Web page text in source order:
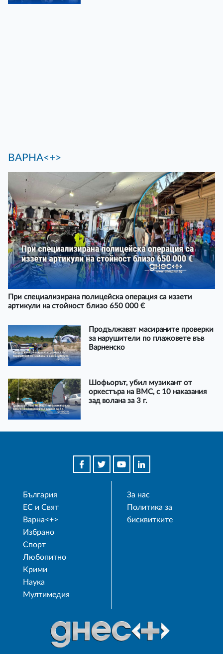
ВАРНА<+>
При специализирана полицейска операция са иззети
артикули на стойност близо 650 000 €
Продължават масираните проверки
за нарушители по плажовете във
Варненско
Шофьорът, убил музикант от
оркестъра на ВМС, с 10 наказания
зад волана за 3 г.
България
ЕС и Свят
Варна<+>
Избрано
Спорт
Любопитно
Крими
Наука
Мултимедия
За нас
Политика за
бисквитките